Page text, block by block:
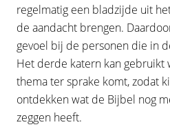
regelmatig een bladzijde uit
de aandacht brengen.
gevoel bij de personen die in
Het derde katern kan gebruikt
thema ter sprake komt, zodat
ontdekken wat de Bijbel nog
zeggen heeft.